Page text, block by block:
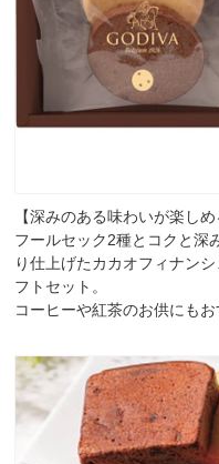
【深みのある味わいが楽し
フールセック2種とコクと深
り仕上げたカカオフィナン
フトセット。
コーヒーや紅茶のお供にもお